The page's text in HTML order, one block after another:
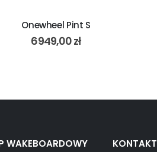
Onewheel Pint S
6949,00zł
WAKEBOARDOWY KONTAKT